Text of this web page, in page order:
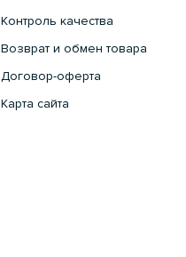
Контроль качества
Возврат и обмен товара
Договор-оферта
Карта сайта